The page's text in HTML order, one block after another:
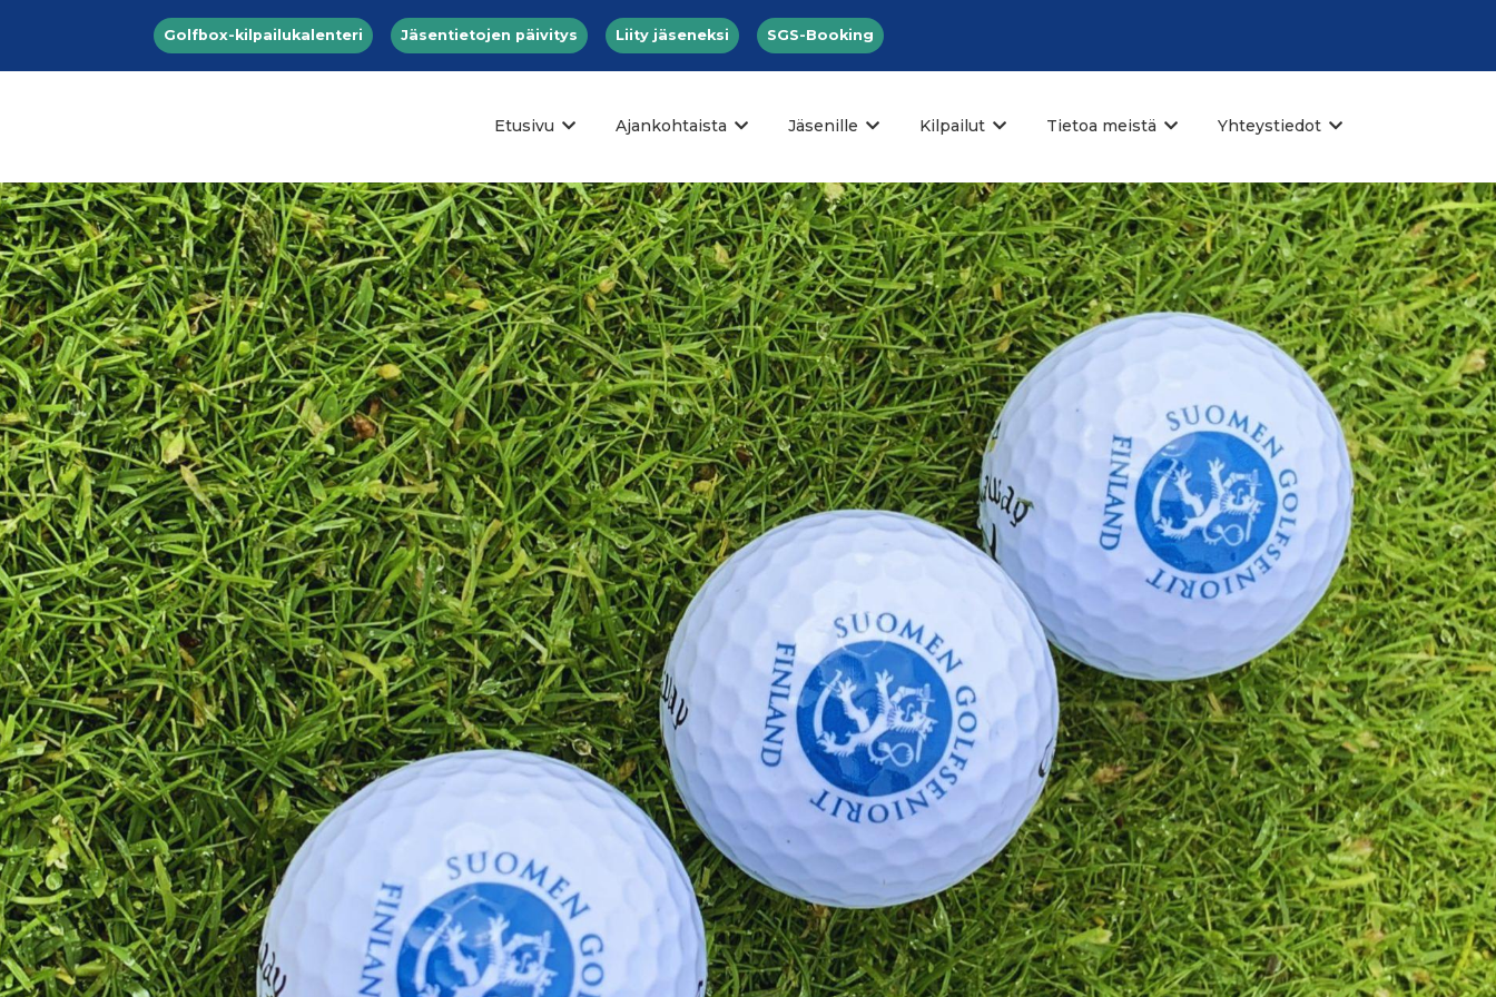
Top menu
Golfbox-kilpailukalenteri Jäsentietojen päivitys Liity jäseneksi SGS-Booking
Etusivu Ajankohtaista Jäsenille Kilpailut Tietoa meistä Yhteystiedot